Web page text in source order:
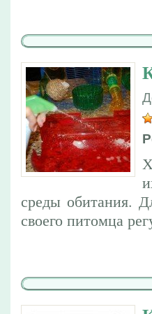
среды обитания.
своего питомца